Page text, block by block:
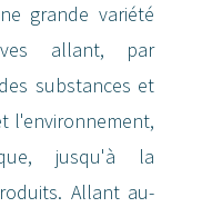
grande variété
allant, par
substances et
l'environnement,
jusqu'à la
Allant au-